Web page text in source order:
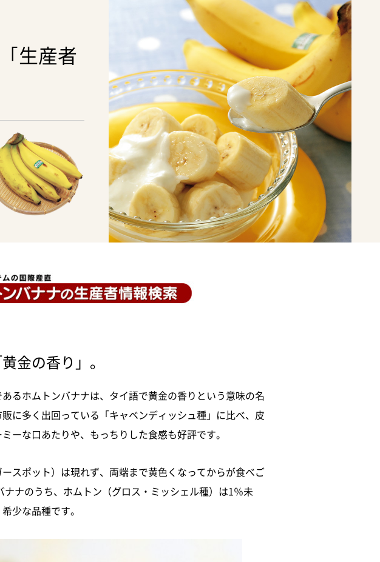
｢生産者
金の香り」。
るホムトンバナナは、タイ語で黄金の香りという意味の名
に多く出回っている「キャベンディッシュ種」に比べ、皮
ーな口あたりや、もっちりした食感も好評です。
スポット）は現れず、両端まで黄色くなってからが食べご
ナのうち、ホムトン（グロス・ミッシェル種）は1％未
少な品種です。